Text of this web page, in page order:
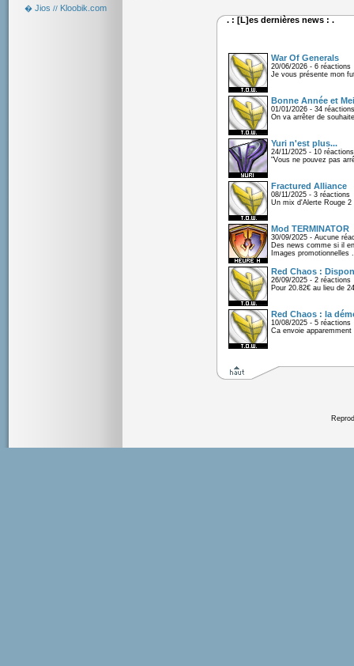
� Jios // Kloobik.com
. : [L]es dernières news : .
War Of Generals
20/06/2026 - 6 réactions
Je vous présente mon
Bonne Année et
01/01/2026 - 34 réactions
On va arrêter de
Yuri n'est plus...
24/11/2025 - 10 réactions
"Vous ne pouvez pas
Fractured Alliance
08/11/2025 - 3 réactions
Un mix d'Alerte Rouge
Mod TERMINATOR
30/09/2025 - Aucune
Des news comme si il
Images promotionnelles .
Red Chaos :
26/09/2025 - 2 réactions
Pour 20.82€ au lieu de
Red Chaos : la
10/08/2025 - 5 réactions
Ca envoie apparemment